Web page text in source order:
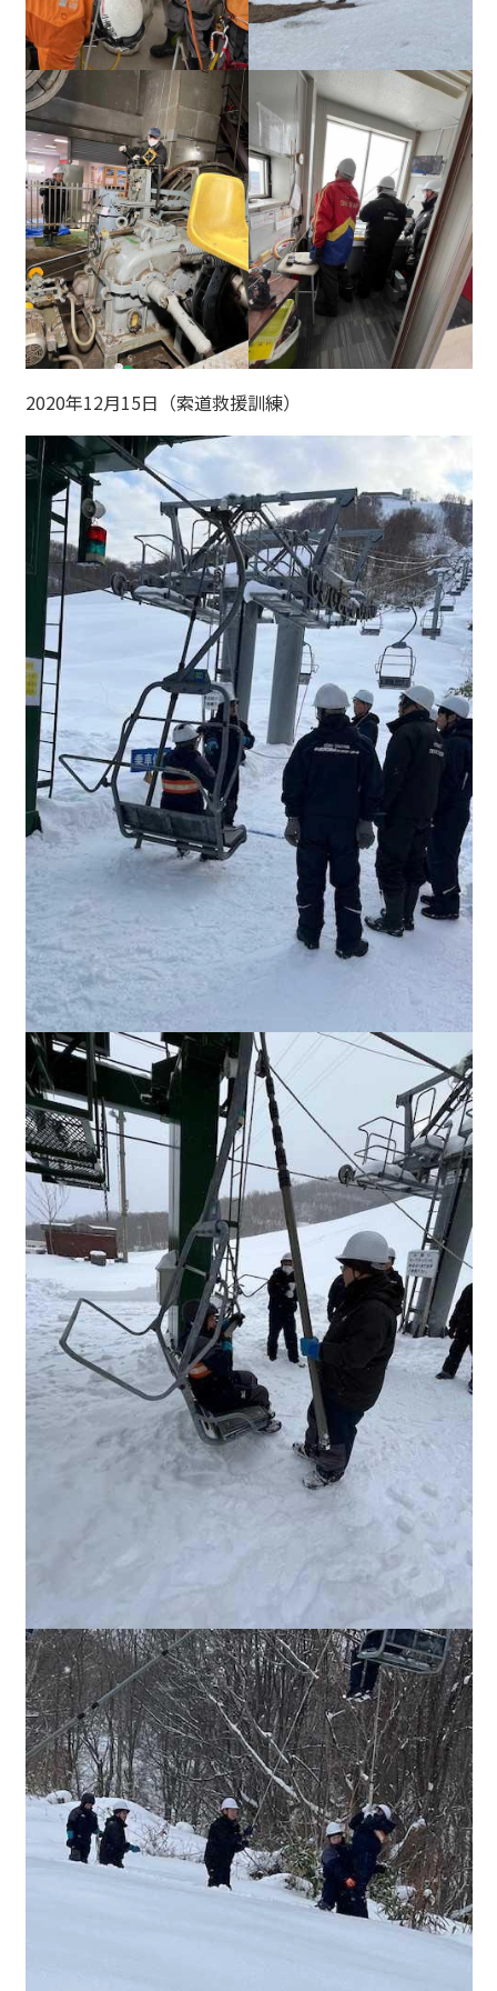
2020年12月15日（索道救援訓練）